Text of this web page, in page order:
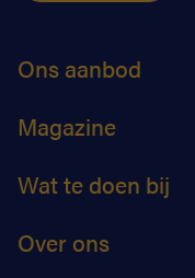
Ons aanbod
Magazine
Wat te doen bij
Over ons